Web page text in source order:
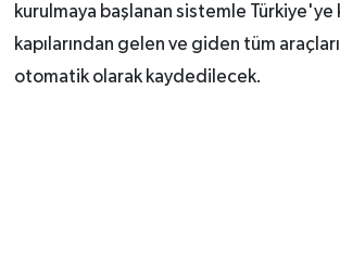
kurulmaya başlanan sistemle Türkiye'ye
kapılarından gelen ve giden tüm
otomatik olarak kaydedilecek.